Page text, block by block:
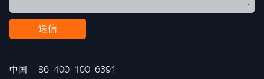
送信
中国 +86 400 100 6391